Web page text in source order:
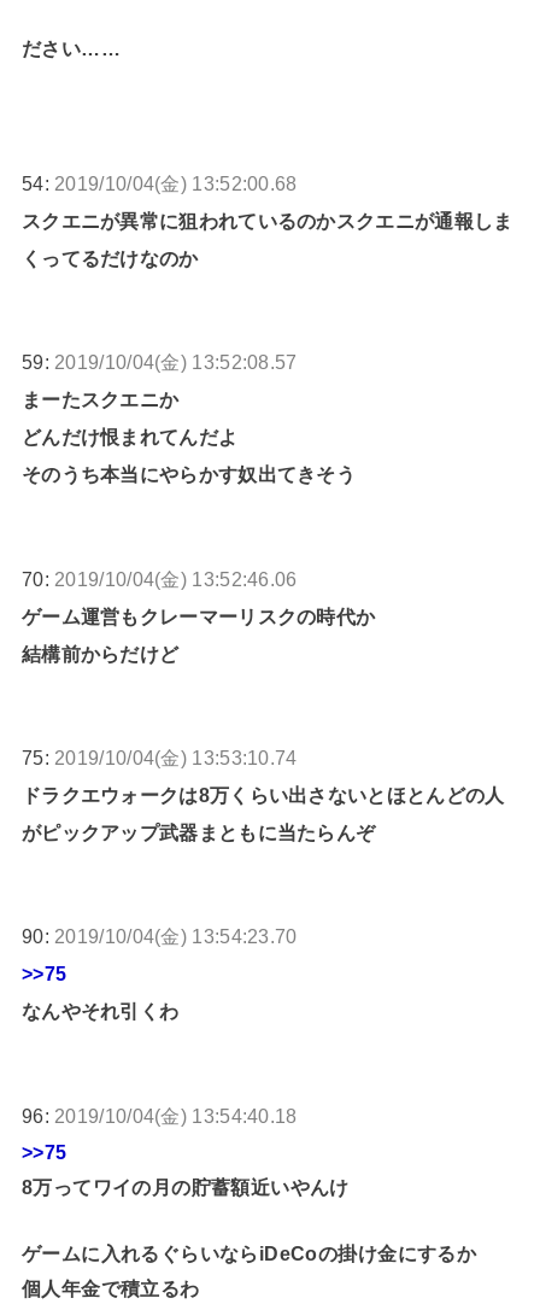
ださい……
54: 2019/10/04(金) 13:52:00.68
スクエニが異常に狙われているのかスクエニが通報しま
くってるだけなのか
59: 2019/10/04(金) 13:52:08.57
まーたスクエニか
どんだけ恨まれてんだよ
そのうち本当にやらかす奴出てきそう
70: 2019/10/04(金) 13:52:46.06
ゲーム運営もクレーマーリスクの時代か
結構前からだけど
75: 2019/10/04(金) 13:53:10.74
ドラクエウォークは8万くらい出さないとほとんどの人
がピックアップ武器まともに当たらんぞ
90: 2019/10/04(金) 13:54:23.70
>>75
なんやそれ引くわ
96: 2019/10/04(金) 13:54:40.18
>>75
8万ってワイの月の貯蓄額近いやんけ
ゲームに入れるぐらいならiDeCoの掛け金にするか
個人年金で積立るわ